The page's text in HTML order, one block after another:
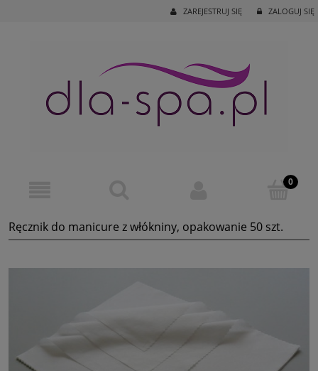
ZAREJESTRUJ SIĘ ZALOGUJ SIĘ
Ręcznik do manicure z włókniny, opakowanie 50 szt.